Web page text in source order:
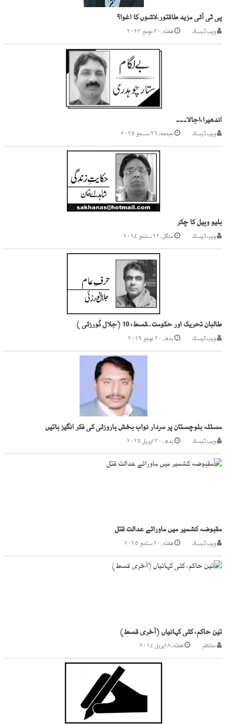
پی ٹی آئی مزید طاقتور،لاشوں کا اغوا؟
ویب ڈیسک هفته, ۳۰ نومبر ۲۰۲۴
اندھیرا،اجالا۔۔۔
ویب ڈیسک جمعه, ۲۶ دسمبر ۲۰۲۵
بلیو وہیل کا چکر
ویب ڈیسک منگل, ۱۲ ستمبر ۲۰۱۷
طالبان تحریک اور حکومت..قسط: 10 (جلال نُورزئی )
ویب ڈیسک بدھ, ۲۰ نومبر ۲۰۱۹
مسئلہ بلوچستان پر سردار نواب بخش باروزئی کی فکر انگیز باتیں
ویب ڈیسک بدھ, ۳۰ اپریل ۲۰۲۵
مقبوضہ کشمیر میں ماورائے عدالت قتل
ویب ڈیسک هفته, ۲۰ ستمبر ۲۰۲۵
تین حاکم، کئی کہانیاں (آخری قسط)
منتظم هفته, ۸ اپریل ۲۰۱۷